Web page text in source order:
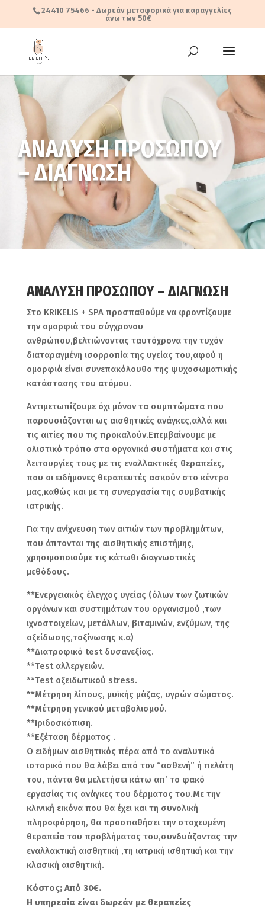
24410 75466 - Δωρεάν μεταφορικά για παραγγελίες
άνω των 50€
ΑΝΑΛΥΣΗ ΠΡΟΣΩΠΟΥ
– ΔΙΑΓΝΩΣΗ
ΑΝΑΛΥΣΗ ΠΡΟΣΩΠΟΥ – ΔΙΑΓΝΩΣΗ
Στο KRIKELIS + SPA προσπαθούμε να φροντίζουμε
την ομορφιά του σύγχρονου
ανθρώπου,βελτιώνοντας ταυτόχρονα την τυχόν
διαταραγμένη ισορροπία της υγείας του,αφού η
ομορφιά είναι συνεπακόλουθο της ψυχοσωματικής
κατάστασης του ατόμου.
Αντιμετωπίζουμε όχι μόνον τα συμπτώματα που
παρουσιάζονται ως αισθητικές ανάγκες,αλλά και
τις αιτίες που τις προκαλούν.Επεμβαίνουμε με
ολιστικό τρόπο στα οργανικά συστήματα και στις
λειτουργίες τους με τις εναλλακτικές θεραπείες,
που οι ειδήμονες θεραπευτές ασκούν στο κέντρο
μας,καθώς και με τη συνεργασία της συμβατικής
ιατρικής.
Για την ανίχνευση των αιτιών των προβλημάτων,
που άπτονται της αισθητικής επιστήμης,
χρησιμοποιούμε τις κάτωθι διαγνωστικές
μεθόδους.
**Ενεργειακός έλεγχος υγείας (όλων των ζωτικών
οργάνων και συστημάτων του οργανισμού ,των
ιχνοστοιχείων, μετάλλων, βιταμινών, ενζύμων, της
οξείδωσης,τοξίνωσης κ.α)
**Διατροφικό test δυσανεξίας.
**Test αλλεργειών.
**Test οξειδωτικού stress.
**Μέτρηση λίπους, μυϊκής μάζας, υγρών σώματος.
**Μέτρηση γενικού μεταβολισμού.
**Ιριδοσκόπιση.
**Εξέταση δέρματος .
Ο ειδήμων αισθητικός πέρα από το αναλυτικό
ιστορικό που θα λάβει από τον “ασθενή” ή πελάτη
του, πάντα θα μελετήσει κάτω απ’ το φακό
εργασίας τις ανάγκες του δέρματος του.Με την
κλινική εικόνα που θα έχει και τη συνολική
πληροφόρηση, θα προσπαθήσει την στοχευμένη
θεραπεία του προβλήματος του,συνδυάζοντας την
εναλλακτική αισθητική ,τη ιατρική ισθητική και την
κλασική αισθητική.
Κόστος; Από 30€.
Η υπηρεσία είναι δωρεάν με θεραπείες